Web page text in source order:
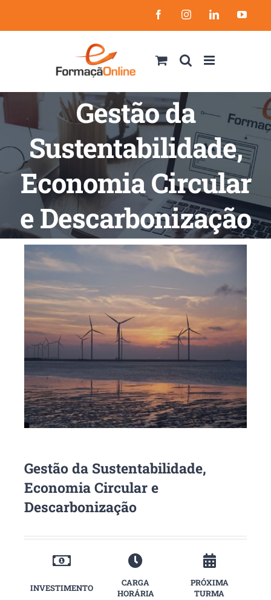
to
FacebookInstagramLinkedIn
Gestão da
Sustentabilidade,
Economia Circular
e Descarbonização
Gestão da Sustentabilidade,
Economia Circular e
Descarbonização
INVESTIMENTO
CARGA
HORÁRIA
PRÓXIMA
TURMA